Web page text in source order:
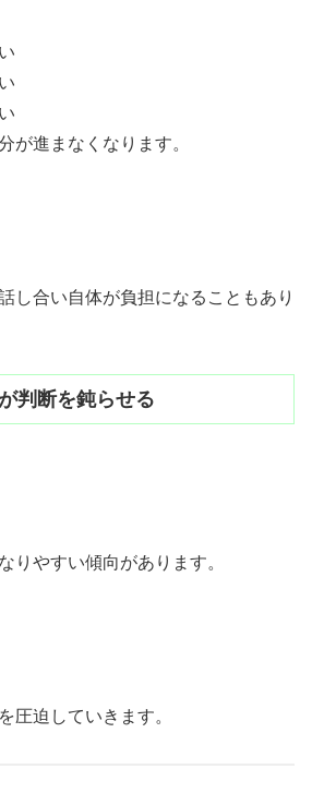
が進まなくなります。
し合い自体が負担になることもあり
判断を鈍らせる
りやすい傾向があります。
圧迫していきます。